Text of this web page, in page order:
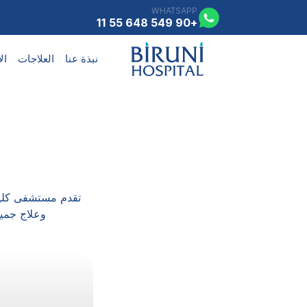
WHATSAPP
+90 549 648 55 11
نبذة عنا العلاجات
تقدم مستشفى
وعلاج